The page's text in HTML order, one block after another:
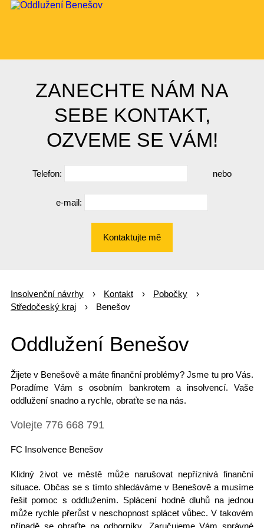
ZANECHTE NÁM NA
SEBE KONTAKT,
OZVEME SE VÁM!
Telefon: nebo
e-mail:
Kontaktujte mě
Insolvenční návrhy Kontakt
Pobočky
Středočeský kraj
Benešov
Oddlužení Benešov
Žijete v Benešově a máte finanční problémy? Jsme tu pro Vás.
Poradíme Vám s osobním bankrotem a insolvencí. Vaše
oddlužení snadno a rychle, obraťte se na nás.
Volejte 776 668 791
FC Insolvence Benešov
Klidný život ve městě může narušovat nepříznivá finanční
situace. Občas se s tímto shledáváme v Benešově a musíme
řešit pomoc s oddlužením. Splácení hodně dluhů na jednou
může rychle přerůst v neschopnost splácet vůbec. V takovém
případě seobraťte na odborníky . Zaručujeme Vám správné